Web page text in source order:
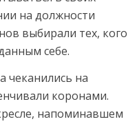
на должности
выбирали тех, кого
себе.
чеканились на
коронами.
напоминавшем